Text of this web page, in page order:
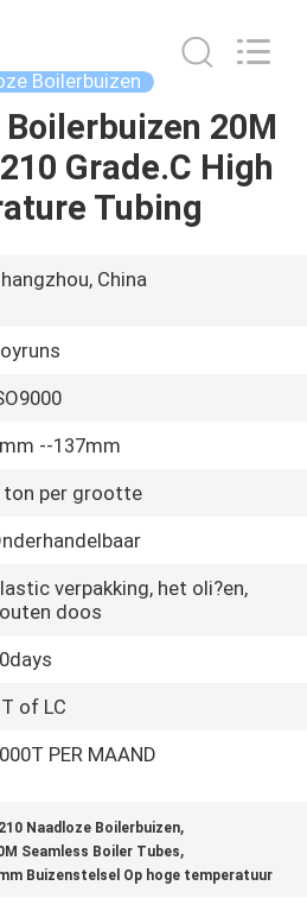
Boilerbuizen
20M
Grade.C High
Tubing
China
--137mm
ton per grootte
verpakking, het oli?en,
doos
of LC
PER MAAND
Naadloze Boilerbuizen,
Seamless Boiler Tubes,
Buizenstelsel Op hoge temperatuur